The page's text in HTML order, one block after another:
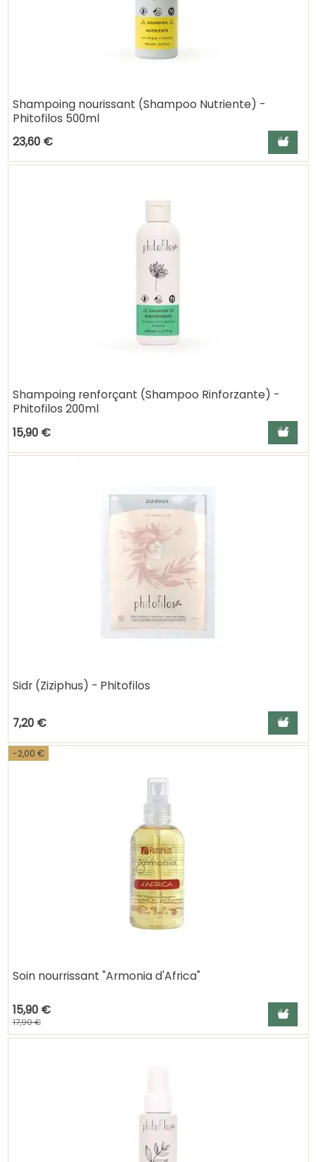
Shampoing nourissant (Shampoo Nutriente) -
Phitofilos 500ml
23,60 €
Ajouter
Shampoing renforçant (Shampoo Rinforzante) -
Phitofilos 200ml
15,90 €
Ajouter
Sidr (Ziziphus) - Phitofilos
7,20 € Ajouter
-2,00 €
Soin nourrissant "Armonia d'Africa"
15,90 €
17,90 €
Ajouter